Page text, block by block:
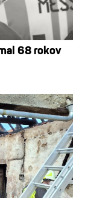
68 rokov